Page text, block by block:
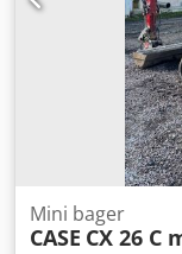
Mini bager
CASE CX 26 C